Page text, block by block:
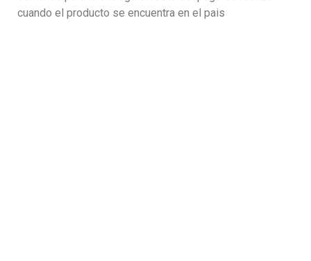
cuando el producto se encuentra en el pais